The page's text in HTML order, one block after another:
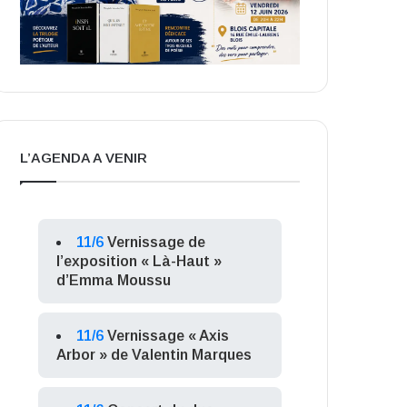
L’AGENDA A VENIR
11/6 Vernissage de
l’exposition « Là-Haut »
d’Emma Moussu
11/6 Vernissage « Axis
Arbor » de Valentin Marques